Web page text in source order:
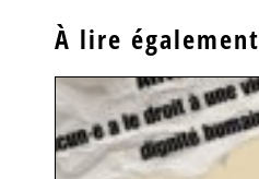
À lire également